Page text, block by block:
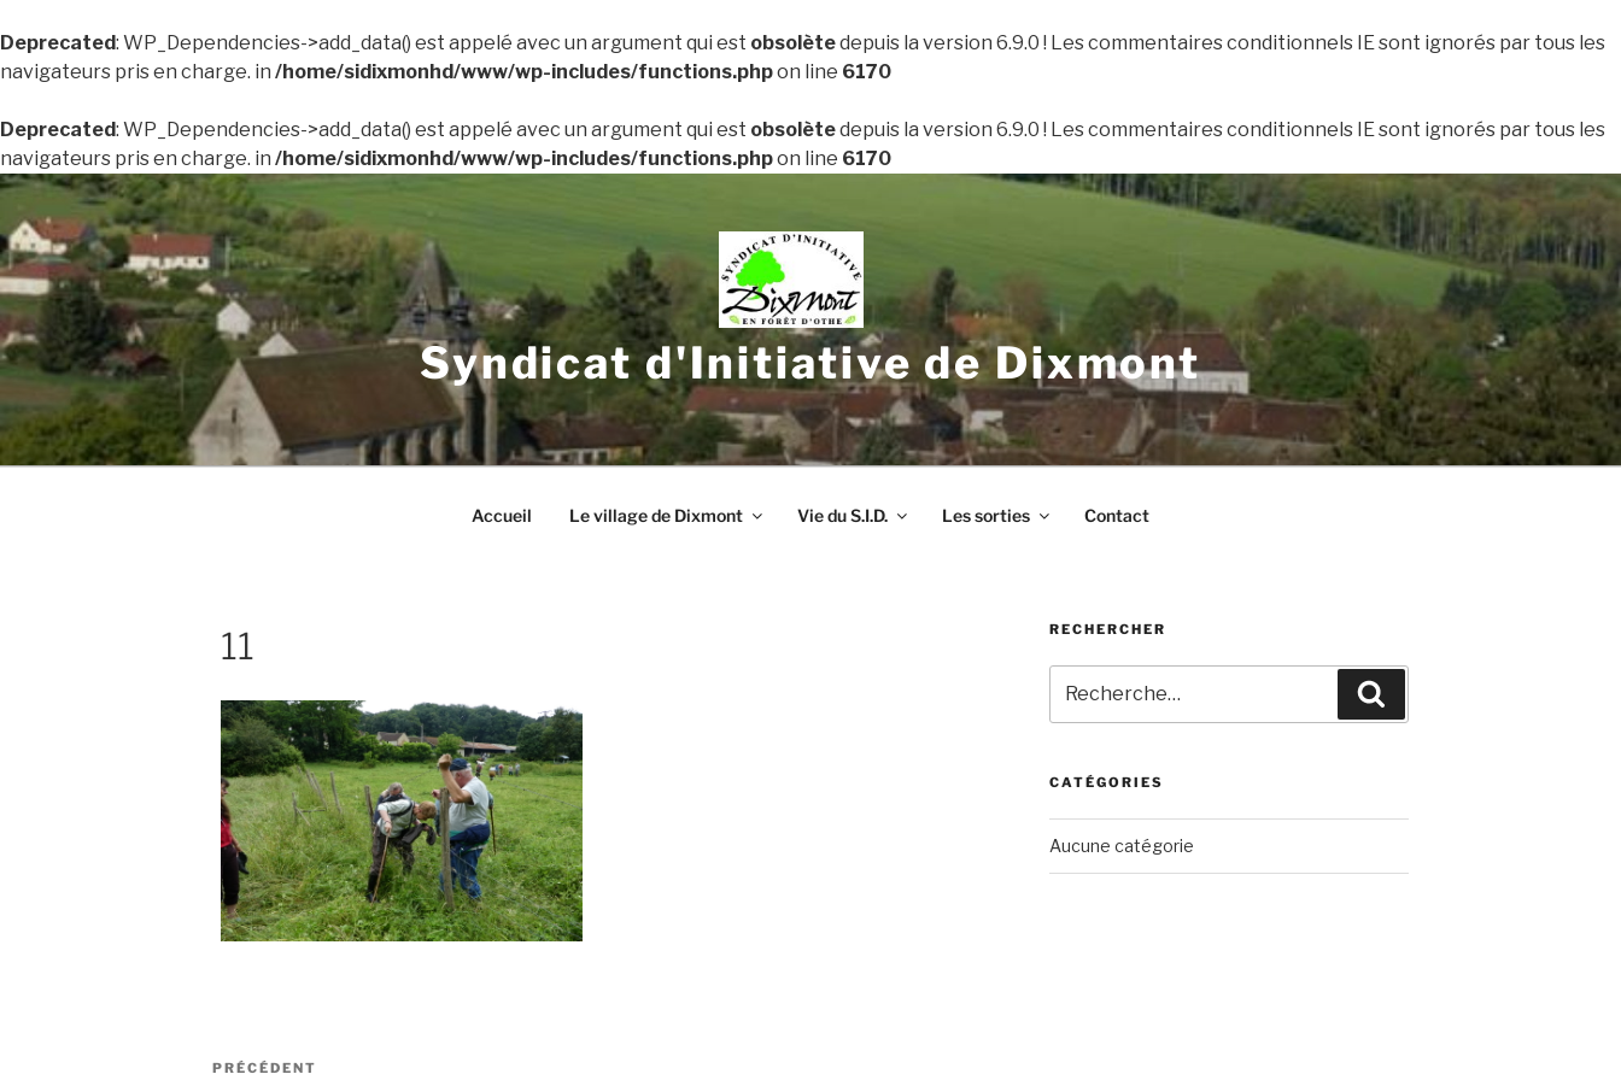
Deprecated: WP_Dependencies->add_data() est appelé avec un argument qui est obsolètedepuis la version 6.9.0 ! Les commentaires conditionnels IE sont ignorés par tous les
navigateurs pris en charge. in /home/sidixmonhd/www/wp-includes/functions.phpon line 6170
Deprecated: WP_Dependencies->add_data() est appelé avec un argument qui est obsolètedepuis la version 6.9.0 ! Les commentaires conditionnels IE sont ignorés par tous les
navigateurs pris en charge. in /home/sidixmonhd/www/wp-includes/functions.phpon line 6170
Aller
contenu
principal
Syndicat d'Initiative de Dixmont
Accueil Le village de Dixmont Vie du S.I.D. Les sorties Contact
11
Navigation
Article
PRÉCÉDENT
RECHERCHER
pour
:
CATÉGORIES
Aucune catégorie